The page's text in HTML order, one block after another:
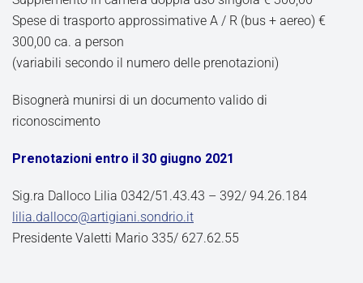
Spese di trasporto approssimative A / R (bus + aereo) €
300,00 ca. a person
(variabili secondo il numero delle prenotazioni)
Bisognerà munirsi di un documento valido di
riconoscimento
Prenotazioni entro il 30 giugno 2021
Sig.ra Dalloco Lilia 0342/51.43.43 – 392/ 94.26.184
lilia.dalloco@artigiani.sondrio.it
Presidente Valetti Mario 335/ 627.62.55